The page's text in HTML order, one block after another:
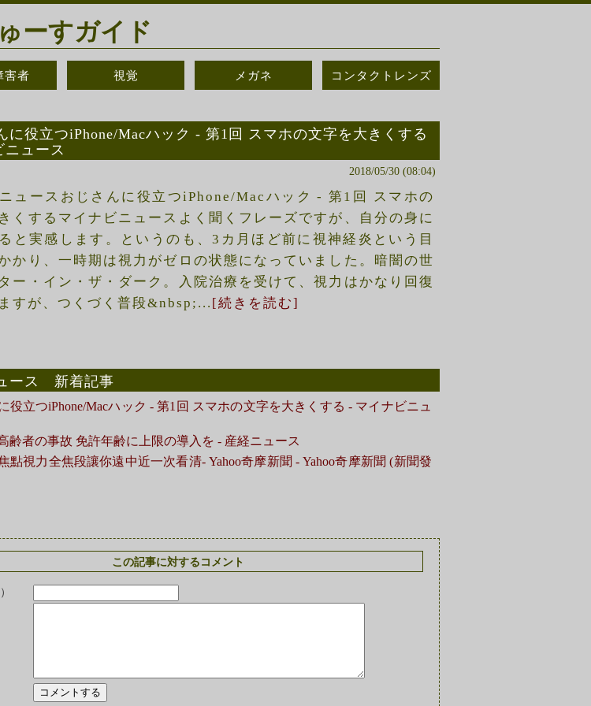
ーすガイド
害者 視覚 メガネ コンタクトレンズ
に役立つiPhone/Macハック - 第1回 スマホの文字を大きくする
ュース
2018/05/30 (08:04)
ュースおじさんに役立つiPhone/Macハック - 第1回 スマホの
くするマイナビニュースよく聞くフレーズですが、自分の身に
と実感します。というのも、3カ月ほど前に視神経炎という目
かり、一時期は視力がゼロの状態になっていました。暗闇の世
ー・イン・ザ・ダーク。入院治療を受けて、視力はかなり回復
すが、つくづく普段&nbsp;... [続きを読む]
ース 新着記事
役立つiPhone/Macハック - 第1回 スマホの文字を大きくする - マイナビニュ
齢者の事故 免許年齢に上限の導入を - 産経ニュース
點視力全焦段讓你遠中近一次看清- Yahoo奇摩新聞 - Yahoo奇摩新聞 (新聞發
この記事に対するコメント